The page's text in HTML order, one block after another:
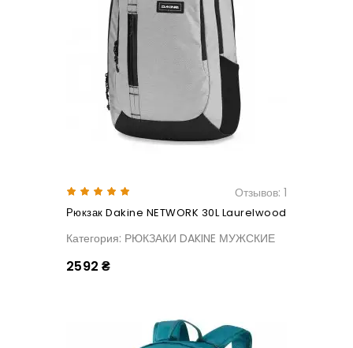
Отзывов: 1
Рюкзак Dakine NETWORK 30L Laurelwood
Категория: РЮКЗАКИ DAKINE МУЖСКИЕ
2592 ₴